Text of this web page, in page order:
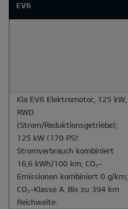
EV6
Kia EV6 Elektromotor, 125 kW,
RWD
(Strom/Reduktionsgetriebe);
125 kW (170 PS):
Stromverbrauch kombiniert
16,6 kWh/100 km; CO₂-
Emissionen kombiniert 0 g/km;
CO₂-Klasse A. Bis zu 394 km
Reichweite.